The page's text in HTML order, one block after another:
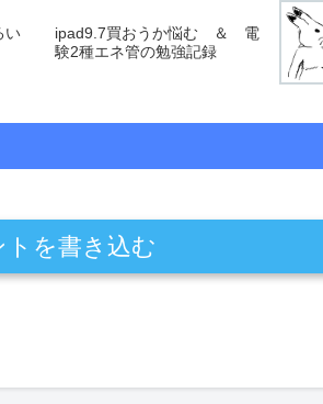
い
ipad9.7買おうか悩む ＆ 電
験2種エネ管の勉強記録
トを書き込む